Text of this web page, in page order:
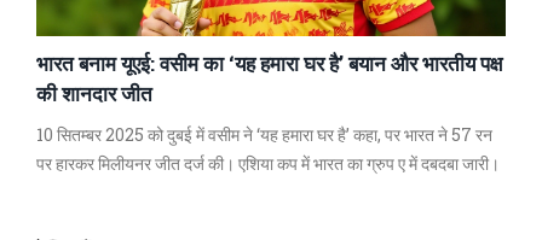
भारत बनाम यूएई: वसीम का ‘यह हमारा घर है’ बयान और भारतीय पक्ष
की शानदार जीत
10 सितम्बर 2025 को दुबई में वसीम ने ‘यह हमारा घर है’ कहा, पर भारत ने 57 रन
पर हारकर मिलीयनर जीत दर्ज की। एशिया कप में भारत का ग्रुप ए में दबदबा जारी।